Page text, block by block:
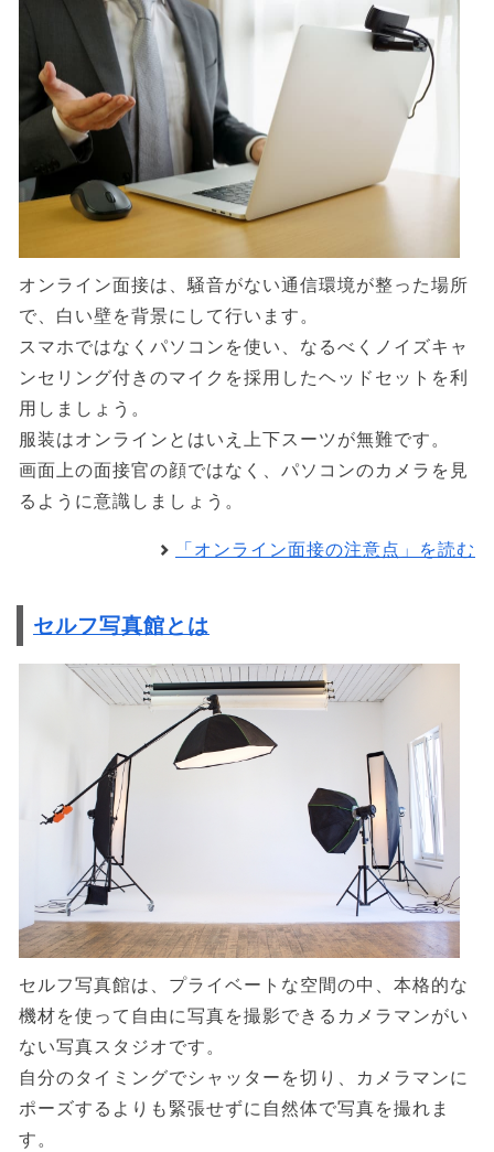
オンライン面接は、騒音がない通信環境が整った場所
で、白い壁を背景にして行います。
スマホではなくパソコンを使い、なるべくノイズキャ
ンセリング付きのマイクを採用したヘッドセットを利
用しましょう。
服装はオンラインとはいえ上下スーツが無難です。
画面上の面接官の顔ではなく、パソコンのカメラを見
るように意識しましょう。
「オンライン面接の注意点」を読む
セルフ写真館とは
セルフ写真館は、プライベートな空間の中、本格的な
機材を使って自由に写真を撮影できるカメラマンがい
ない写真スタジオです。
自分のタイミングでシャッターを切り、カメラマンに
ポーズするよりも緊張せずに自然体で写真を撮れま
す。